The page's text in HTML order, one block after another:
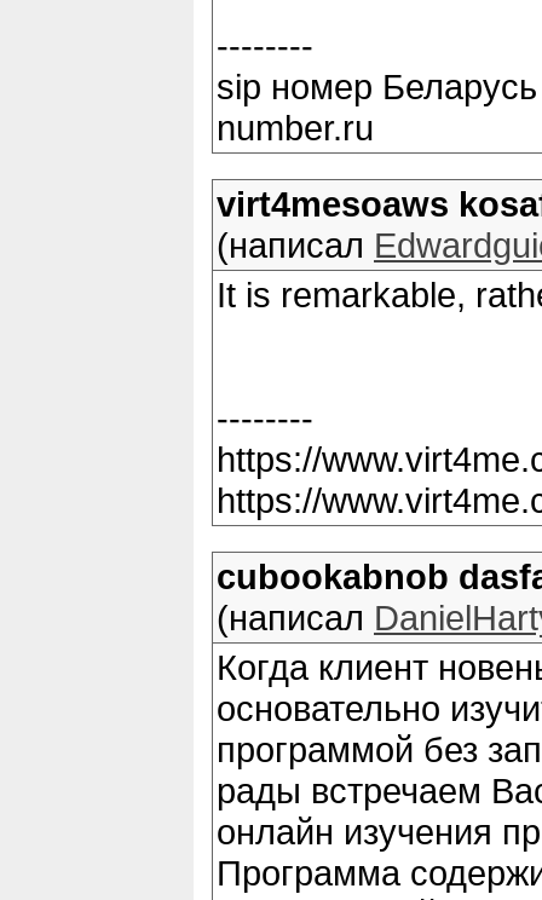
--------
sip номер Беларусь
number.ru
virt4mesoaws
(написал
It is remarkable,
--------
https://
https://
cubookabnob
(написал
Когда клиент
основательно
программой без
рады встречаем
онлайн изучения
Программа